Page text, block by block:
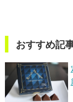
おすすめ記